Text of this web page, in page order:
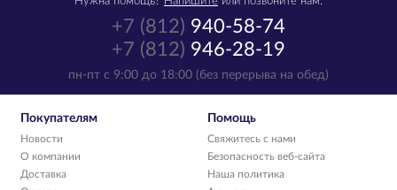
+7 (812) 940-58-74
+7 (812) 946-28-19
пн-пт с 9:00 до 18:00 (без перерыва на обед)
Покупателям
Новости
О компании
Доставка
Помощь
Свяжитесь с нами
Безопасность веб-сайта
Наша политика